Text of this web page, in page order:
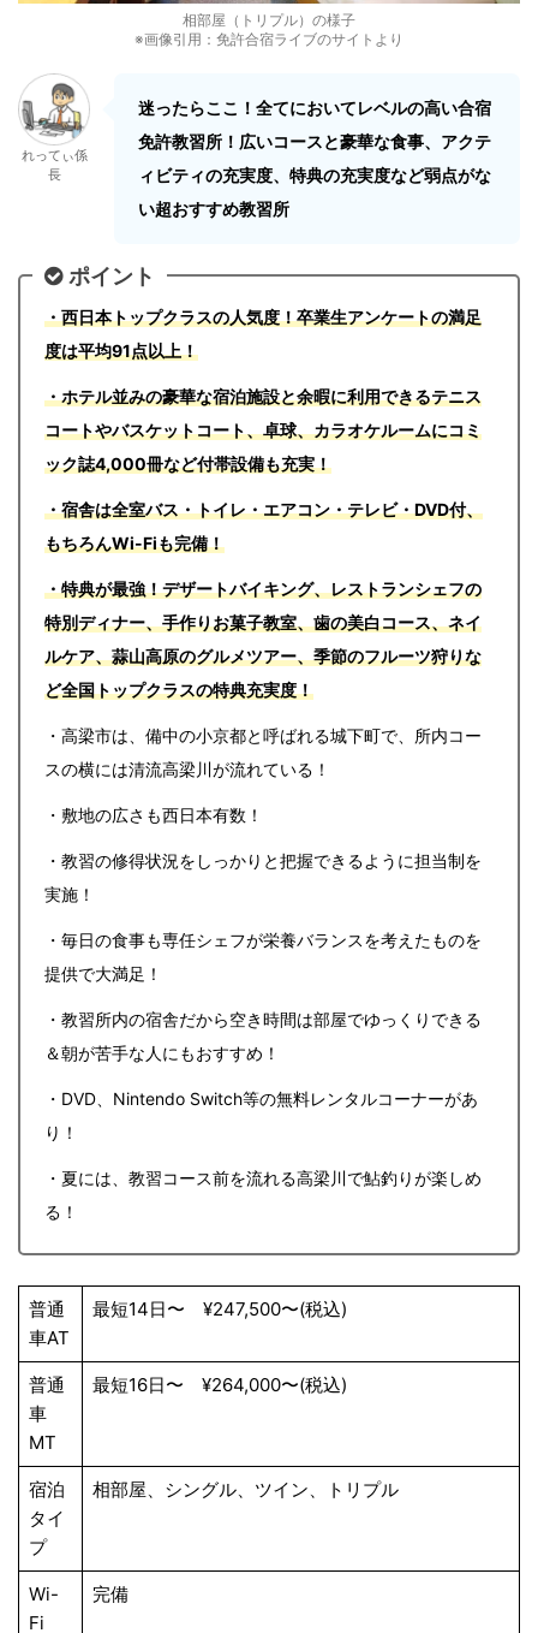
相部屋（トリプル）の様子
※画像引用：免許合宿ライブのサイトより
れってぃ係
長
迷ったらここ！全てにおいてレベルの高い合宿
免許教習所！広いコースと豪華な食事、アクテ
ィビティの充実度、特典の充実度など弱点がな
い超おすすめ教習所
ポイント
・西日本トップクラスの人気度！卒業生アンケートの満足
度は平均91点以上！
・ホテル並みの豪華な宿泊施設と余暇に利用できるテニス
コートやバスケットコート、卓球、カラオケルームにコミ
ック誌4,000冊など付帯設備も充実！
・宿舎は全室バス・トイレ・エアコン・テレビ・DVD付、
もちろんWi-Fiも完備！
・特典が最強！デザートバイキング、レストランシェフの
特別ディナー、手作りお菓子教室、歯の美白コース、ネイ
ルケア、蒜山高原のグルメツアー、季節のフルーツ狩りな
ど全国トップクラスの特典充実度！
・高梁市は、備中の小京都と呼ばれる城下町で、所内コー
スの横には清流高梁川が流れている！
・敷地の広さも西日本有数！
・教習の修得状況をしっかりと把握できるように担当制を
実施！
・毎日の食事も専任シェフが栄養バランスを考えたものを
提供で大満足！
・教習所内の宿舎だから空き時間は部屋でゆっくりできる
＆朝が苦手な人にもおすすめ！
・DVD、Nintendo Switch等の無料レンタルコーナーがあ
り！
・夏には、教習コース前を流れる高梁川で鮎釣りが楽しめ
る！
普通
車AT
最短14日〜 ¥247,500〜(税込)
普通
車
MT
最短16日〜 ¥264,000〜(税込)
宿泊
タイ
プ
相部屋、シングル、ツイン、トリプル
Wi-
Fi
完備